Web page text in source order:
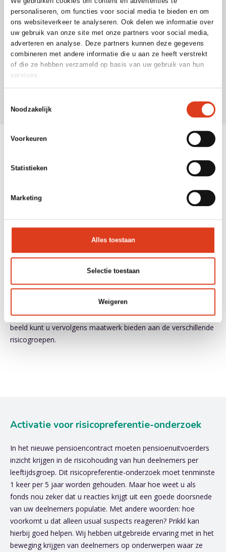
personaliseren, om functies voor social media te bieden en om
ons websiteverkeer te analyseren. Ook delen we informatie over
uw gebruik van onze site met onze partners voor social media,
adverteren en analyse. Deze partners kunnen deze gegevens
combineren met andere informatie die u aan ze heeft verstrekt
of die ze hebben verzameld op basis van uw gebruik van hun
services.
Noodzakelijk
Voorkeuren
Statistieken
Marketing
Alles toestaan
Selectie toestaan
Weigeren
en het creëren en bewerkstelligen van duurzame
gedragsverandering.
Naar casus e-learning Reality Check!
Model-aanpak Identificatie risicogroepen
Soms is fijn om gericht te kunnen communiceren met
zorgen maakt over deze groepen in relatie tot eventuele
kortingen op hun pensioen. Maar dan is het wel handig dat u
maken wij samen met u een segmentatiemodel om
deelnemers in risico-groepen in te delen.
Voor de ontbrekende informatie, zorgen wij dat wij in contact
komen met uw deelnemers om deze informatie aan te vullen.
Zo ontstaat een verrijkt beeld van uw deelnemers. Met dit
beeld kunt u vervolgens maatwerk bieden aan de verschillende
risicogroepen.
Activatie voor risicopreferentie-onderzoek
In het nieuwe pensioencontract moeten pensioenuitvoerders
inzicht krijgen in de risicohouding van hun deelnemers per
leeftijdsgroep. Dit risicopreferentie-onderzoek moet tenminste
1 keer per 5 jaar worden gehouden. Maar hoe weet u als
fonds nou zeker dat u reacties krijgt uit een goede doorsnede
van uw deelnemers populatie. Met andere woorden: hoe
voorkomt u dat alleen usual suspects reageren? Prikkl kan
hierbij goed helpen. Wij hebben uitgebreide ervaring met in het
beweging krijgen van deelnemers op onderwerpen waar ze